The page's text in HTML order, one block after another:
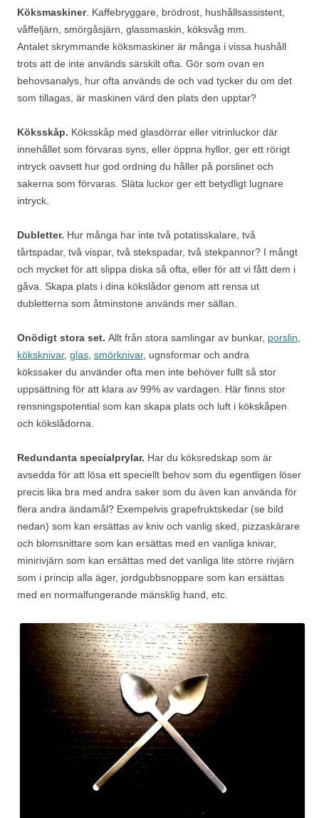
Köksmaskiner. Kaffebryggare, brödrost, hushållsassistent,
våffeljärn, smörgåsjärn, glassmaskin, köksvåg mm.
Antalet skrymmande köksmaskiner är många i vissa hushåll
trots att de inte används särskilt ofta. Gör som ovan en
behovsanalys, hur ofta används de och vad tycker du om det
som tillagas, är maskinen värd den plats den upptar?
Köksskåp. Köksskåp med glasdörrar eller vitrinluckor där
innehållet som förvaras syns, eller öppna hyllor, ger ett rörigt
intryck oavsett hur god ordning du håller på porslinet och
sakerna som förvaras. Släta luckor ger ett betydligt lugnare
intryck.
Dubletter. Hur många har inte två potatisskalare, två
tårtspadar, två vispar, två stekspadar, två stekpannor? I mångt
och mycket för att slippa diska så ofta, eller för att vi fått dem i
gåva. Skapa plats i dina kökslådor genom att rensa ut
dubletterna som åtminstone används mer sällan.
Onödigt stora set. Allt från stora samlingar av bunkar, porslin
köksknivar, glas smörknivar, ugnsformar och andra
kökssaker du använder ofta men inte behöver fullt så stor
uppsättning för att klara av 99% av vardagen. Här finns stor
rensningspotential som kan skapa plats och luft i kökskåpen
och kökslådorna.
Redundanta specialprylar. Har du köksredskap som är
avsedda för att lösa ett speciellt behov som du egentligen löser
precis lika bra med andra saker som du även kan använda för
flera andra ändamål? Exempelvis grapefruktskedar (se bild
nedan) som kan ersättas av kniv och vanlig sked, pizzaskärare
och blomsnittare som kan ersättas med en vanliga knivar,
minirivjärn som kan ersättas med det vanliga lite större rivjärn
som i princip alla äger, jordgubbsnoppare som kan ersättas
med en normalfungerande mänsklig hand, etc.